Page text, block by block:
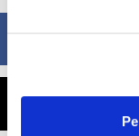
Facebook
X